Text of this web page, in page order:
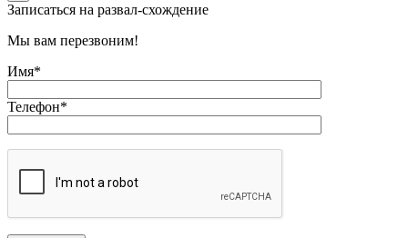
Записаться на развал-схождение
Мы вам перезвоним!
Имя*
Телефон*